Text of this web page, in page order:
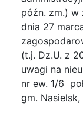
późn. zm.) w
dnia 27
(t.j. Dz.U. z
uwagi na
nr ew. 1/6
gm. Nasielsk,